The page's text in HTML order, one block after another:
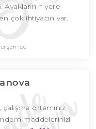
yere
çok ihtiyacın var.
ortamınız,
maddelerinizi